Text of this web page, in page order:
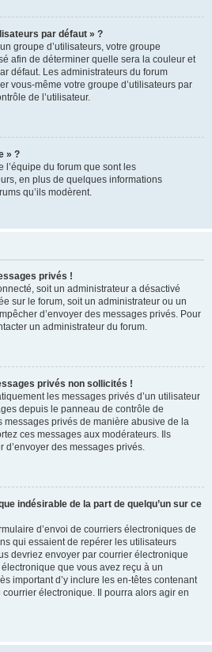
par défaut » ?
groupe d’utilisateurs, votre groupe
afin de déterminer quelle sera la couleur et
défaut. Les administrateurs du forum
vous-même votre groupe d’utilisateurs par
de l’utilisateur.
» ?
l’équipe du forum que sont les
en plus de quelques informations
qu’ils modèrent.
privés !
soit un administrateur a désactivé
sur le forum, soit un administrateur ou un
d’envoyer des messages privés. Pour
un administrateur du forum.
privés non sollicités !
les messages privés d’un utilisateur
depuis le panneau de contrôle de
messages privés de manière abusive de la
ces messages aux modérateurs. Ils
des messages privés.
indésirable de la part de quelqu’un sur ce
d’envoi de courriers électroniques de
qui essaient de repérer les utilisateurs
devriez envoyer par courrier électronique
que vous avez reçu à un
important d’y inclure les en-têtes contenant
courrier électronique. Il pourra alors agir en